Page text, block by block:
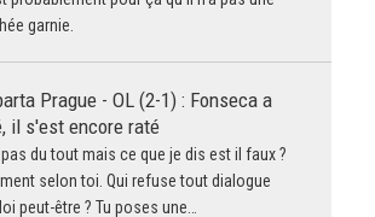
garnie.
Prague - OL (2-1) : Fonseca a
il s'est encore raté
du tout mais ce que je dis est il faux ?
selon toi. Qui refuse tout dialogue
peut-être ? Tu poses une…